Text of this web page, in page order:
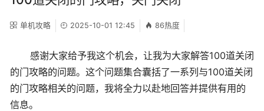
单机攻略 2025-10-01 12:45 86热度
感谢大家给予我这个机会，让我为大家解答100道关闭
的门攻略的问题。这个问题集合囊括了一系列与100道关闭
的门攻略相关的问题，我将全力以赴地回答并提供有用的
信息。